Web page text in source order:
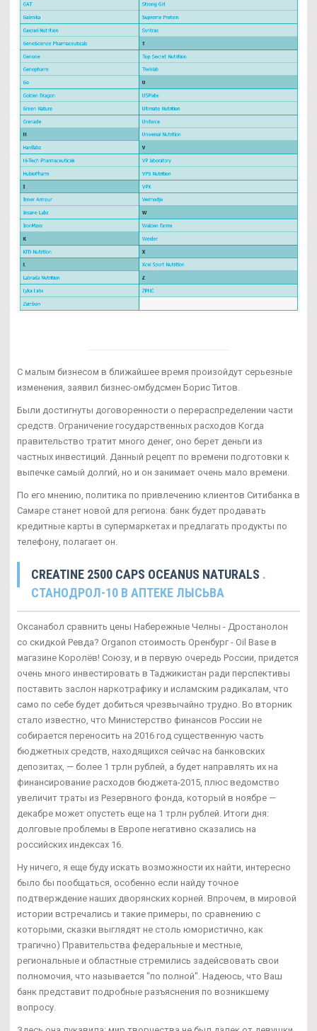
С малым бизнесом в ближайшее время произойдут серьезные
изменения, заявил бизнес-омбудсмен Борис Титов.
Были достигнуты договоренности о перераспределении части
средств. Ограничение государственных расходов Когда
правительство тратит много денег, оно берет деньги из
частных инвестиций. Данный рецепт по времени подготовки к
выпечке самый долгий, но и он занимает очень мало времени.
По его мнению, политика по привлечению клиентов Ситибанка в
Самаре станет новой для региона: банк будет продавать
кредитные карты в супермаркетах и предлагать продукты по
телефону, полагает он.
CREATINE 2500 CAPS OCEANUS NATURALS .
СТАНОДРОЛ-10 В АПТЕКЕ ЛЫСЬВА
Оксанабол сравнить цены Набережные Челны - Дростанолон
со скидкой Ревда? Organon стоимость Оренбург - Oil Base в
магазине Королёв! Союзу, и в первую очередь России, придется
очень много инвестировать в Таджикистан ради перспективы
поставить заслон наркотрафику и исламским радикалам, что
само по себе будет добиться чрезвычайно трудно. Во вторник
стало известно, что Министерство финансов России не
собирается переносить на 2016 год существенную часть
бюджетных средств, находящихся сейчас на банковских
депозитах, — более 1 трлн рублей, а будет направлять их на
финансирование расходов бюджета-2015, плюс ведомство
увеличит траты из Резервного фонда, который в ноябре —
декабре может опустеть еще на 1 трлн рублей. Итоги дня:
долговые проблемы в Европе негативно сказались на
российских индексах 16.
Ну ничего, я еще буду искать возможности их найти, интересно
было бы пообщаться, особенно если найду точное
подтверждение наших дворянских корней. Впрочем, в мировой
истории встречались и такие примеры, по сравнению с
которыми, сказки выглядят не столь юмористично, как
трагично) Правительства федеральные и местные,
региональные и областные стремились задейсвовать свои
полномочия, что называется "по полной". Надеюсь, что Ваш
банк представит подробные разъяснения по возникшему
вопросу.